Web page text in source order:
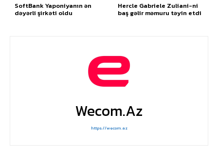
SoftBank Yaponiyanın ən
dəyərli şirkəti oldu
Hercle Gabriele Zuliani-ni
baş gəlir məmuru təyin etdi
Wecom.az
https://wecom.az